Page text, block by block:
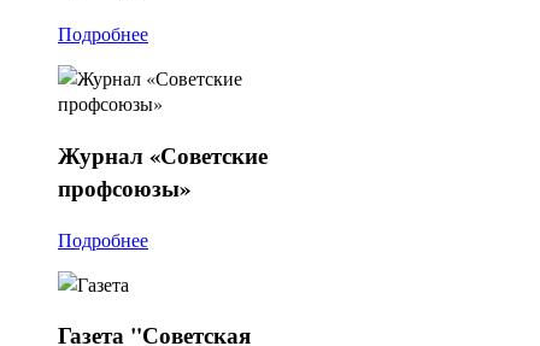
Подробнее
Журнал«Советские
профсоюзы»
Подробнее
Газета "Советская